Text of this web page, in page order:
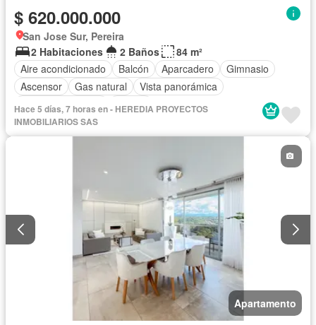
$ 620.000.000
San Jose Sur, Pereira
2 Habitaciones
2 Baños
84 m²
Aire acondicionado
Balcón Aparcadero
Gimnasio
Ascensor
Gas natural
Vista panorámica
Seguridad privada
Piscina
Hace 5 días, 7 horas en - HEREDIA PROYECTOS
INMOBILIARIOS SAS
Apartamento